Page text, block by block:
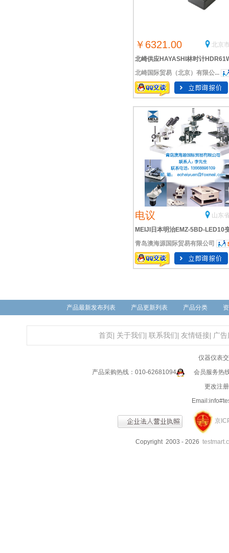
￥6321.00
北京
北崎供应HAYASHI林时计
体视显微镜的环形 LED 照明器
北崎国际贸易（北京）有限公...
电议
山东
MEIJI日本明治EMZ-5BD-LED10
式双眼体视显微镜
青岛澳海源国际贸易有限公司
产品最新发布列表 产品更新列表 产品分类
首页 关于我们 联系我们 友情链接| 广告
仪器仪表
产品采购热线：010-62681094
会员服务热
更改注
京
Copyright 2003 - 2026